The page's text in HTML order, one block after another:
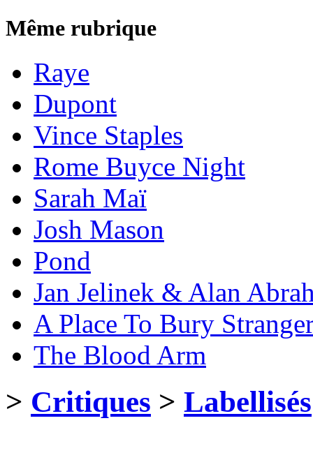
Même rubrique
Raye
Dupont
Vince Staples
Rome Buyce Night
Sarah Maï
Josh Mason
Pond
Jan Jelinek & Alan
A Place To Bury
The Blood Arm
> Critiques > Labellisés